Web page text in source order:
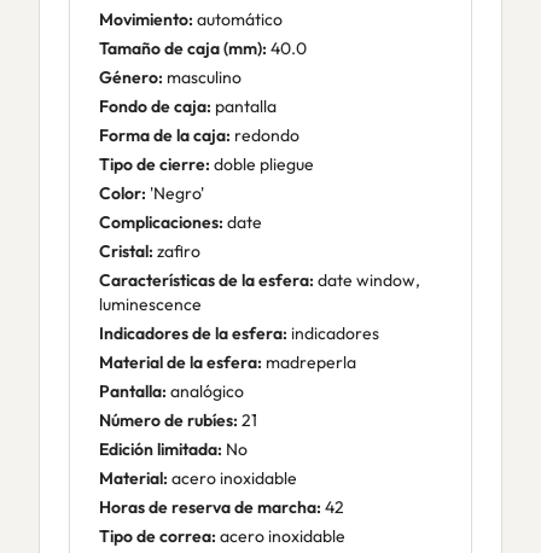
Movimiento: automático
Tamaño de caja (mm): 40.0
Género: masculino
Fondo de caja: pantalla
Forma de la caja: redondo
Tipo de cierre: doble pliegue
Color: 'Negro'
Complicaciones: date
Cristal: zafiro
Características de la esfera: date window,
luminescence
Indicadores de la esfera: indicadores
Material de la esfera: madreperla
Pantalla: analógico
Número de rubíes: 21
Edición limitada: No
Material: acero inoxidable
Horas de reserva de marcha: 42
Tipo de correa: acero inoxidable